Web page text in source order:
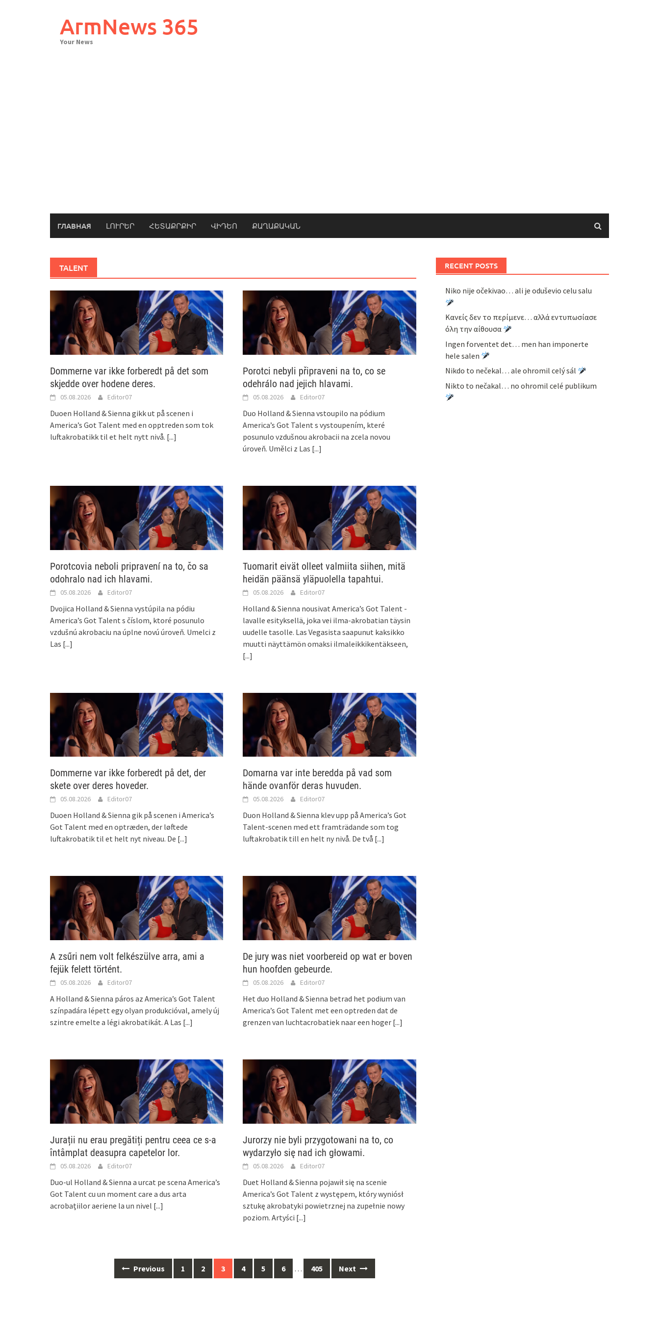
ArmNews 365
Your News
ГЛАВНАЯ ԼՈՒՐԵՐ ՀԵՏԱՔՐՔԻՐ ՎԻԴԵՈ ՔԱՂԱՔԱԿԱՆ
TALENT
Dommerne var ikke forberedt på det som
skjedde over hodene deres.
05.08.2026 Editor07
Duoen Holland & Sienna gikk ut på scenen i
America’s Got Talent med en opptreden som tok
luftakrobatikk til et helt nytt nivå. [...]
Porotci nebyli připraveni na to, co se
odehrálo nad jejich hlavami.
05.08.2026 Editor07
Duo Holland & Sienna vstoupilo na pódium
America’s Got Talent s vystoupením, které
posunulo vzdušnou akrobacii na zcela novou
úroveň. Umělci z Las [...]
Porotcovia neboli pripravení na to, čo sa
odohralo nad ich hlavami.
05.08.2026 Editor07
Dvojica Holland & Sienna vystúpila na pódiu
America’s Got Talent s číslom, ktoré posunulo
vzdušnú akrobaciu na úplne novú úroveň. Umelci z
Las [...]
Tuomarit eivät olleet valmiita siihen, mitä
heidän päänsä yläpuolella tapahtui.
05.08.2026 Editor07
Holland & Sienna nousivat America’s Got Talent -
lavalle esityksellä, joka vei ilma-akrobatian täysin
uudelle tasolle. Las Vegasista saapunut kaksikko
muutti näyttämön omaksi ilmaleikkikentäkseen,
[...]
Dommerne var ikke forberedt på det, der
skete over deres hoveder.
05.08.2026 Editor07
Duoen Holland & Sienna gik på scenen i America’s
Got Talent med en optræden, der løftede
luftakrobatik til et helt nyt niveau. De [...]
Domarna var inte beredda på vad som
hände ovanför deras huvuden.
05.08.2026 Editor07
Duon Holland & Sienna klev upp på America’s Got
Talent-scenen med ett framträdande som tog
luftakrobatik till en helt ny nivå. De två [...]
A zsűri nem volt felkészülve arra, ami a
fejük felett történt.
05.08.2026 Editor07
A Holland & Sienna páros az America’s Got Talent
színpadára lépett egy olyan produkcióval, amely új
szintre emelte a légi akrobatikát. A Las [...]
De jury was niet voorbereid op wat er boven
hun hoofden gebeurde.
05.08.2026 Editor07
Het duo Holland & Sienna betrad het podium van
America’s Got Talent met een optreden dat de
grenzen van luchtacrobatiek naar een hoger [...]
Jurații nu erau pregătiți pentru ceea ce s-a
întâmplat deasupra capetelor lor.
05.08.2026 Editor07
Duo-ul Holland & Sienna a urcat pe scena America’s
Got Talent cu un moment care a dus arta
acrobațiilor aeriene la un nivel [...]
Jurorzy nie byli przygotowani na to, co
wydarzyło się nad ich głowami.
05.08.2026 Editor07
Duet Holland & Sienna pojawił się na scenie
America’s Got Talent z występem, który wyniósł
sztukę akrobatyki powietrznej na zupełnie nowy
poziom. Artyści [...]
Previous 1 2 3 4 5 6 … 405 Next
RECENT POSTS
Niko nije očekivao… ali je oduševio celu salu
Κανείς δεν το περίμενε… αλλά εντυπωσίασε
όλη την αίθουσα
Ingen forventet det… men han imponerte
hele salen
Nikdo to nečekal… ale ohromil celý sál
Nikto to nečakal… no ohromil celé publikum